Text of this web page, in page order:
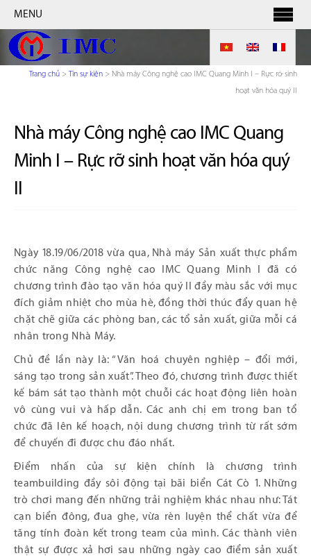
MENU
Trang chủ > Tin sự kiện > Nhà máy Công nghệ cao IMC Quang Minh I – Rực rỡ sinh
hoạt văn hóa quý II
Nhà máy Công nghệ cao IMC Quang
Minh I – Rực rỡ sinh hoạt văn hóa quý
II
Ngày 18.19/06/2018 vừa qua, Nhà máy Sản xuất thực phẩm
chức năng Công nghệ cao IMC Quang Minh I đã có
chương trình đào tạo văn hóa quý II đầy màu sắc với mục
đích giảm nhiệt cho mùa hè, đồng thời thúc đẩy quan hệ
chặt chẽ giữa các phòng ban, các tổ sản xuất, giữa mỗi cá
nhân trong Nhà Máy.
Chủ đề lần này là: “Văn hoá chuyên nghiệp – đổi mới,
sáng tạo trong sản xuất”. Theo đó, chương trình được thiết
kế bám sát tạo thành một chuỗi các hoạt động liên hoàn
vô cùng vui và hấp dẫn. Các anh chị em trong ban tổ
chức đã lên kế hoạch, nội dung chương trình từ rất sớm
để chuyến đi được chu đáo nhất.
Điểm nhấn của sự kiện chính là chương trình
teambuilding đầy sôi động tại bãi biển Cát Cò 1. Những
trò chơi mang đến những trải nghiệm khác nhau như: Tát
cạn biển đông, đua ghẹ, vừa rèn luyện thể chất vừa để
tăng tính đoàn kết trong team của mình. Các thành viên
thật sự được xả hơi sau những ngày cao điểm sản xuất